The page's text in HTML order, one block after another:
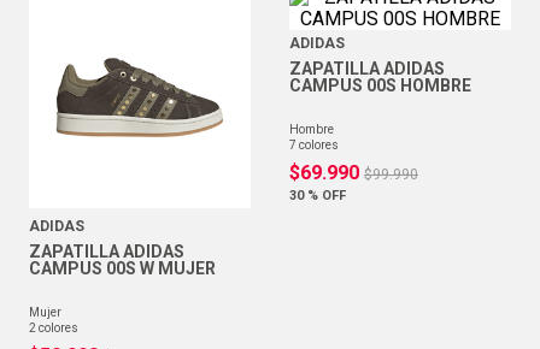
ADIDAS
ZAPATILLA ADIDAS
CAMPUS 00S W MUJER
mujer
2 colores
ADIDAS
ZAPATILLA ADIDAS
CAMPUS 00S HOMBRE
hombre
7 colores
$69.990 $99.990
30 % OFF